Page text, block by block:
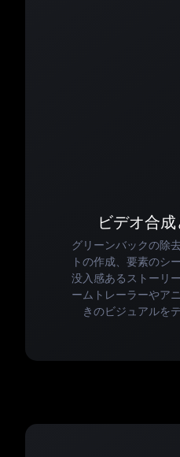
ビデオ合
グリーンバックの除
トの作成、要素のシ
没入感あるストーリ
ームトレーラーやア
きのビジュアルを